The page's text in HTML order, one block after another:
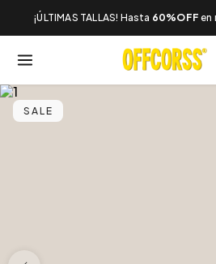
¡ÚLTIMAS TALLAS! Hasta 60%OFF en
SALE